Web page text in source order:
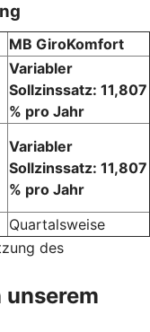
MB GiroKomfort
Variabler
Sollzinssatz: 11,807
% pro Jahr
Variabler
Sollzinssatz: 11,807
% pro Jahr
Quartalsweise
des